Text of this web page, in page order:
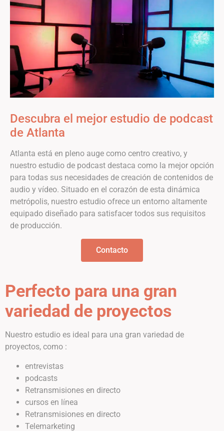
Descubra el mejor estudio de podcast
de Atlanta
Atlanta está en pleno auge como centro creativo, y
nuestro estudio de podcast destaca como la mejor opción
para todas sus necesidades de creación de contenidos de
audio y vídeo. Situado en el corazón de esta dinámica
metrópolis, nuestro estudio ofrece un entorno altamente
equipado diseñado para satisfacer todos sus requisitos
de producción.
Contacto
Perfecto para una gran
variedad de proyectos
Nuestro estudio es ideal para una gran variedad de
proyectos, como :
entrevistas
podcasts
Retransmisiones en directo
cursos en línea
Retransmisiones en directo
Telemarketing